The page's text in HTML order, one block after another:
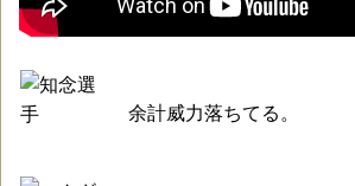
余計威力落ちてる。